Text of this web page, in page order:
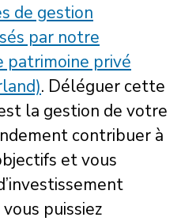
de gestion
par notre
patrimoine privé
. Déléguer cette
la gestion de votre
contribuer à
et vous
puissiez